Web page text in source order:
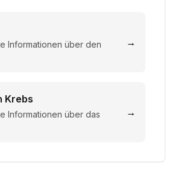
Informationen über den
→
Krebs
Informationen über das
→